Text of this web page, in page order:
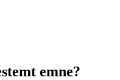
emne?